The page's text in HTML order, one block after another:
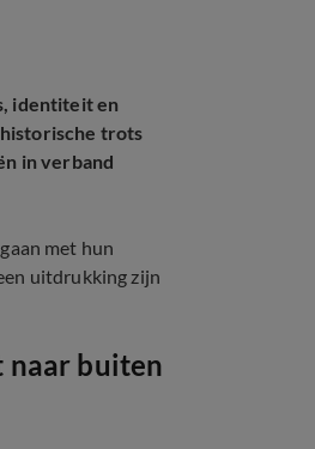
identiteit en
trots
in verband
met hun
uitdrukking zijn
naar buiten